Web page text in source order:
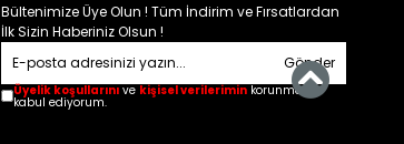
Bültenimize Üye Olun ! Tüm İndirim ve Fırsatlardan
İlk Sizin Haberiniz Olsun !
Gönder
Üyelik koşullarınıve kişisel verileriminkorunmasını
kabul ediyorum.